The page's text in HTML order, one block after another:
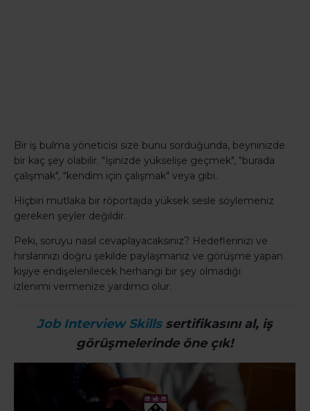
Bir iş bulma yöneticisi size bunu sorduğunda, beyninizde
bir kaç şey olabilir. "İşinizde yükselişe geçmek", "burada
çalışmak", "kendim için çalışmak" veya gibi.
Hiçbiri mutlaka bir röportajda yüksek sesle söylemeniz
gereken şeyler değildir.
Peki, soruyu nasıl cevaplayacaksınız? Hedeflerinizi ve
hırslarınızı doğru şekilde paylaşmanız ve görüşme yapan
kişiye endişelenilecek herhangi bir şey olmadığı
izlenimi vermenize yardımcı olur.
Job Interview Skillssertifikasını al, iş
görüşmelerinde öne çık!